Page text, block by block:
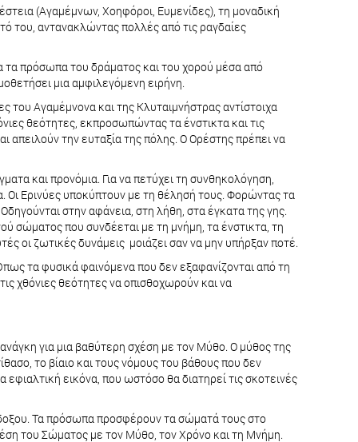
(Αγαμέμνων, Χοηφόροι, Ευμενίδες), τη μοναδική
του, αντανακλώντας πολλές από τις ραγδαίες
τα πρόσωπα του δράματος και του χορού μέσα από
μια αμφιλεγόμενη ειρήνη.
του Αγαμέμνονα και της Κλυταιμνήστρας αντίστοιχα
θεότητες, εκπροσωπώντας τα ένστικτα και τις
απειλούν την ευταξία της πόλης. Ο Ορέστης πρέπει να
και προνόμια. Για να πετύχει τη συνθηκολόγηση,
Οι Ερινύες υποκύπτουν με τη θέλησή τους. Φορώντας τα
στην αφάνεια, στη λήθη, στα έγκατα της γης.
σώματος που συνδέεται με τη μνήμη, τα ένστικτα, τη
οι ζωτικές δυνάμεις μοιάζει σαν να μην υπήρξαν ποτέ.
τα φυσικά φαινόμενα που δεν εξαφανίζονται από τη
χθόνιες θεότητες να οπισθοχωρούν και να
για μια βαθύτερη σχέση με τον Μύθο. Ο μύθος της
το βίαιο και τους νόμους του βάθους που δεν
εικόνα, που ωστόσο θα διατηρεί τις σκοτεινές
Τα πρόσωπα προσφέρουν τα σώματά τους στο
του Σώματος με τον Μύθο, τον Χρόνο και τη Μνήμη.